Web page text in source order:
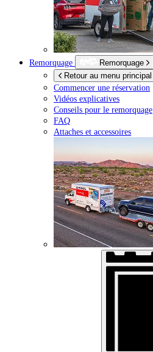
Remorquage
Remorquage
Retour au menu principal
Commencer une réservation
Vidéos explicatives
Conseils pour le remorquage
FAQ
Attaches et accessoires